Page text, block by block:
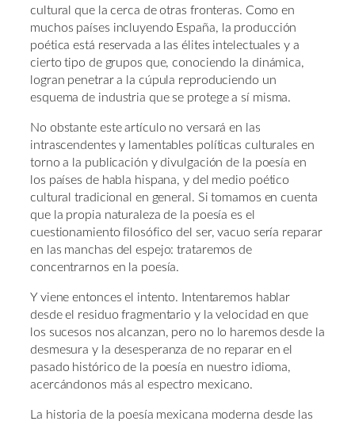
cultural que la cerca de otras fronteras. Como en
muchos países incluyendo España, la producción
poética está reservada a las élites intelectuales y a
cierto tipo de grupos que, conociendo la dinámica,
logran penetrar a la cúpula reproduciendo un
esquema de industria que se protege a sí misma.
No obstante este artículo no versará en las
intrascendentes y lamentables políticas culturales en
torno a la publicación y divulgación de la poesía en
los países de habla hispana, y del medio poético
cultural tradicional en general. Si tomamos en cuenta
que la propia naturaleza de la poesía es el
cuestionamiento filosófico del ser, vacuo sería reparar
en las manchas del espejo: trataremos de
concentrarnos en la poesía.
Y viene entonces el intento. Intentaremos hablar
desde el residuo fragmentario y la velocidad en que
los sucesos nos alcanzan, pero no lo haremos desde la
desmesura y la desesperanza de no reparar en el
pasado histórico de la poesía en nuestro idioma,
acercándonos más al espectro mexicano.
La historia de la poesía mexicana moderna desde las